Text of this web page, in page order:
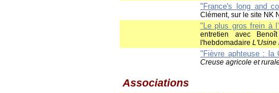
"France's long and
Clément, sur le site NK
"Le plus gros frein à
entretien avec
l'hebdomadaire L'Usine
"Fièvre aphteuse : la
Creuse agricole et
Associations